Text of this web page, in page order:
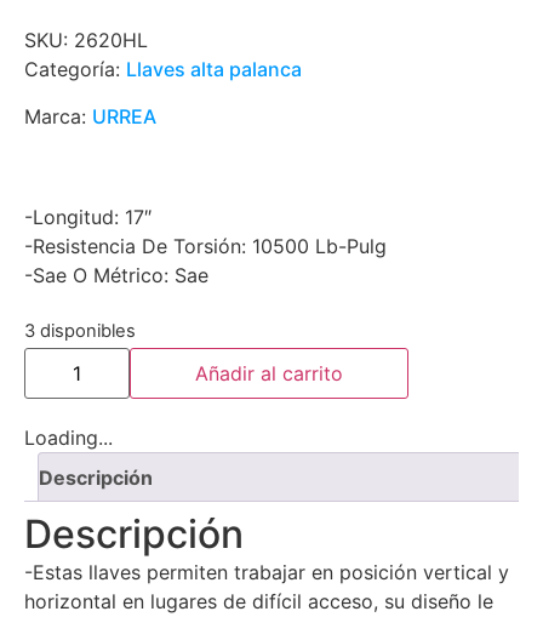
SKU: 2620HL
Categoría: Llaves alta palanca
Marca: URREA
-Longitud: 17″
-Resistencia De Torsión: 10500 Lb-Pulg
-Sae O Métrico: Sae
3 disponibles
Añadir al carrito
Loading...
Descripción
Descripción
-Estas llaves permiten trabajar en posición vertical y
horizontal en lugares de difícil acceso, su diseño le